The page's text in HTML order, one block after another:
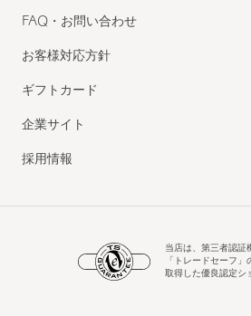
FAQ・お問い合わせ
お客様対応方針
ギフトカード
企業サイト
採用情報
当店は、第三者認証
「トレードセーフ
取得した優良認定シ